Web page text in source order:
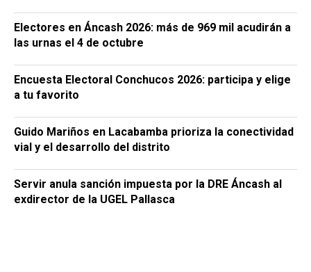
Electores en Áncash 2026: más de 969 mil acudirán a
las urnas el 4 de octubre
Encuesta Electoral Conchucos 2026: participa y elige
a tu favorito
Guido Mariños en Lacabamba prioriza la conectividad
vial y el desarrollo del distrito
Servir anula sanción impuesta por la DRE Áncash al
exdirector de la UGEL Pallasca